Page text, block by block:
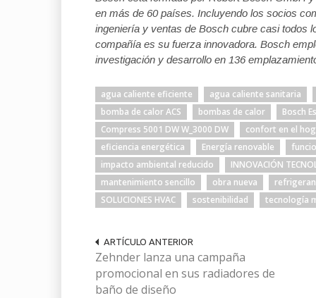
en más de 60 países. Incluyendo los socios
ingeniería y ventas de Bosch cubre casi todos
compañía es su fuerza innovadora. Bosch
investigación y desarrollo en 136
agua caliente eficiente
agua caliente sanitaria
bomba de calor ACS
bombas de calor
Bosch
Compress 5001 DW W_3000 DW
confort en el
eficiencia energética
Energía renovable
impacto ambiental reducido
INNOVACIÓN
mantenimiento sencillo
obra nueva
SOLUCIONES HVAC
sostenibilidad tecnología
ARTÍCULO ANTERIOR
Zehnder lanza una campaña
promocional en sus radiadores de
baño de diseño